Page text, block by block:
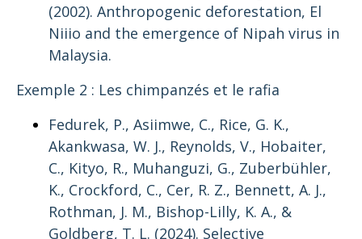
(2002). Anthropogenic deforestation, El
Niiio and the emergence of Nipah virus in
Malaysia.
Exemple 2 : Les chimpanzés et le rafia
Fedurek, P., Asiimwe, C., Rice, G. K.,
Akankwasa, W. J., Reynolds, V., Hobaiter,
C., Kityo, R., Muhanguzi, G., Zuberbühler,
K., Crockford, C., Cer, R. Z., Bennett, A. J.,
Rothman, J. M., Bishop-Lilly, K. A., &
Goldberg, T. L. (2024). Selective